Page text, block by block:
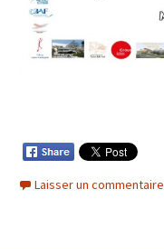
Laisser un commentaire